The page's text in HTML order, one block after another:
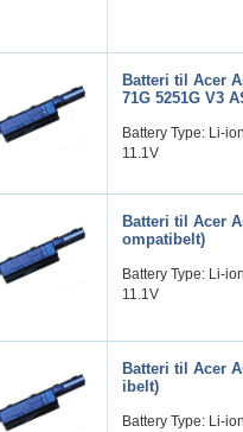
Batteri til Acer
71G 5251G V3
Battery Type: Li-
11.1V
Batteri til Acer
ompatibelt)
Battery Type: Li-
11.1V
Batteri til Acer
ibelt)
Battery Type: Li-